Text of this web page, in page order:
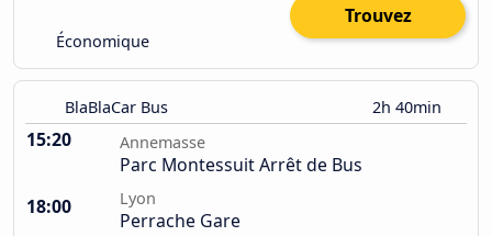
Économique
Trouvez
BlaBlaCar Bus 2h 40min
15:20 Annemasse
Parc Montessuit Arrêt de Bus
18:00
Lyon
Perrache Gare